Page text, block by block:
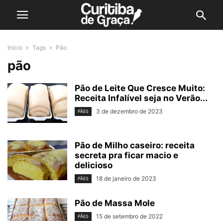
Início Tags Pão
pão
Pão de Leite Que Cresce Muito:
Receita Infalível seja no Verão...
PÃES 3 de dezembro de 2023
Pão de Milho caseiro: receita
secreta pra ficar macio e
delicioso
PÃES 18 de janeiro de 2023
Pão de Massa Mole
PÃES 15 de setembro de 2022